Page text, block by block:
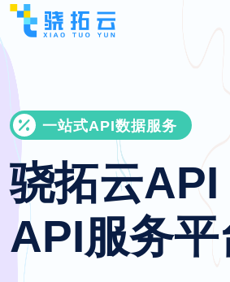
一站式API数据服务
骁拓云API
API服务平